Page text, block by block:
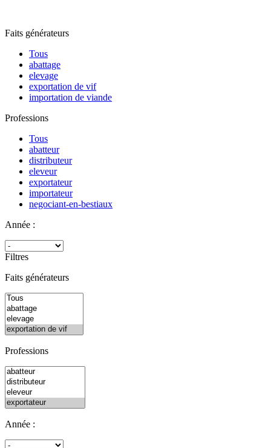
Faits générateurs
Tous
abattage
elevage
exportation de vif
importation de viande
Professions
Tous
abatteur
distributeur
eleveur
exportateur
importateur
negociant-en-bestiaux
Année :
Filtres
Faits générateurs
Professions
Année :